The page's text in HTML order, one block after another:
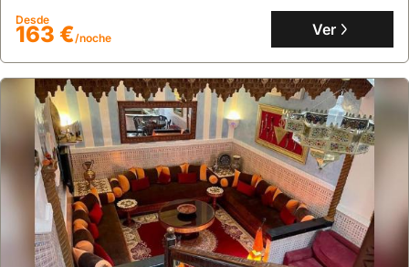
Desde
163 €/noche Ver